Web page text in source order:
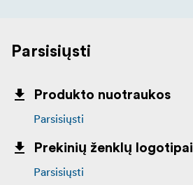
Parsisiųsti
Produkto nuotraukos
Parsisiųsti
Prekinių ženklų logotipai
Parsisiųsti